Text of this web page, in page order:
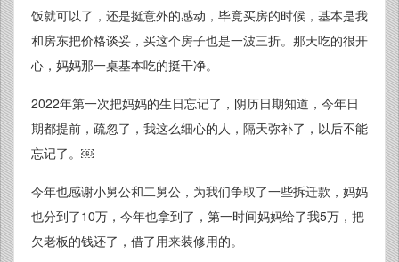
饭就可以了，还是挺意外的感动，毕竟买房的时候，基本是我
和房东把价格谈妥，买这个房子也是一波三折。那天吃的很开
心，妈妈那一桌基本吃的挺干净。
2022年第一次把妈妈的生日忘记了，阴历日期知道，今年日
期都提前，疏忽了，我这么细心的人，隔天弥补了，以后不能
忘记了。￼
今年也感谢小舅公和二舅公，为我们争取了一些拆迁款，妈妈
也分到了10万，今年也拿到了，第一时间妈妈给了我5万，把
欠老板的钱还了，借了用来装修用的。